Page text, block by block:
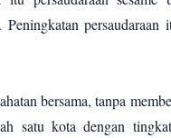
Peningkatan persaudaraan
bersama, tanpa
satu kota dengan